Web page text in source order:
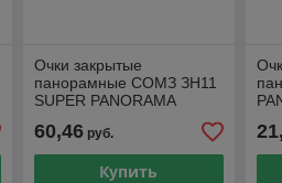
Очки закрытые
панорамные СОМЗ ЗН11
SUPER PANORAMA
ацетатное стекло,
непрямая вентил
60,46руб.
Купить